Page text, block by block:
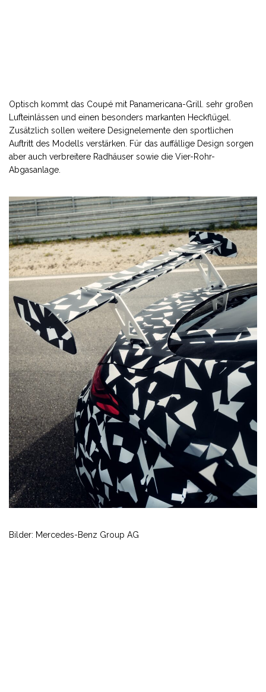
Optisch kommt das Coupé mit Panamericana-Grill. sehr großen
Lufteinlässen und einen besonders markanten Heckflügel.
Zusätzlich sollen weitere Designelemente den sportlichen
Auftritt des Modells verstärken. Für das auffällige Design sorgen
aber auch verbreitere Radhäuser sowie die Vier-Rohr-
Abgasanlage.
Bilder: Mercedes-Benz Group AG